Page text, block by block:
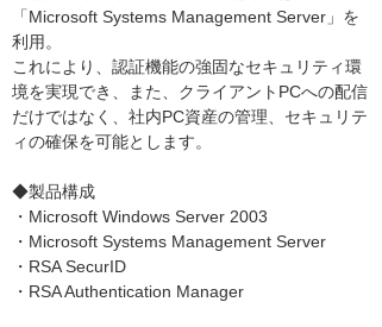
「Microsoft Systems Management Server」を
利用。
これにより、認証機能の強固なセキュリティ環
境を実現でき、また、クライアントPCへの配信
だけではなく、社内PC資産の管理、セキュリテ
ィの確保を可能とします。
◆製品構成
・Microsoft Windows Server 2003
・Microsoft Systems Management Server
・RSA SecurID
・RSA Authentication Manager